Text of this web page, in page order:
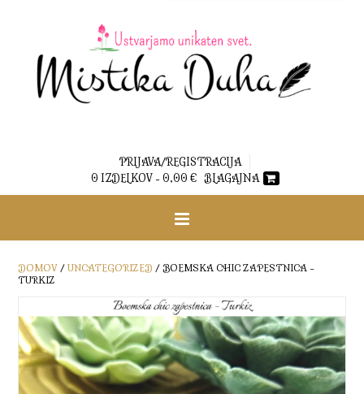
PRIJAVA/REGISTRACIJA
0 IZDELKOV - 0,00 € BLAGAJNA
DOMOV / UNCATEGORIZED / BOEMSKA CHIC ZAPESTNICA –
TURKIZ